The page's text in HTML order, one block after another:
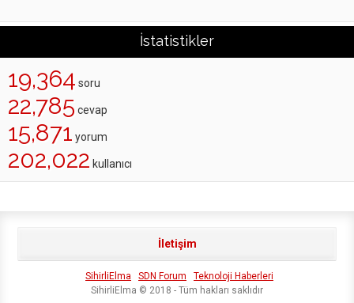
İstatistikler
19,364 soru
22,785 cevap
15,871 yorum
202,022 kullanıcı
İletişim
SihirliElma SDN Forum
Teknoloji Haberleri
SihirliElma © 2018 - Tüm hakları saklıdır